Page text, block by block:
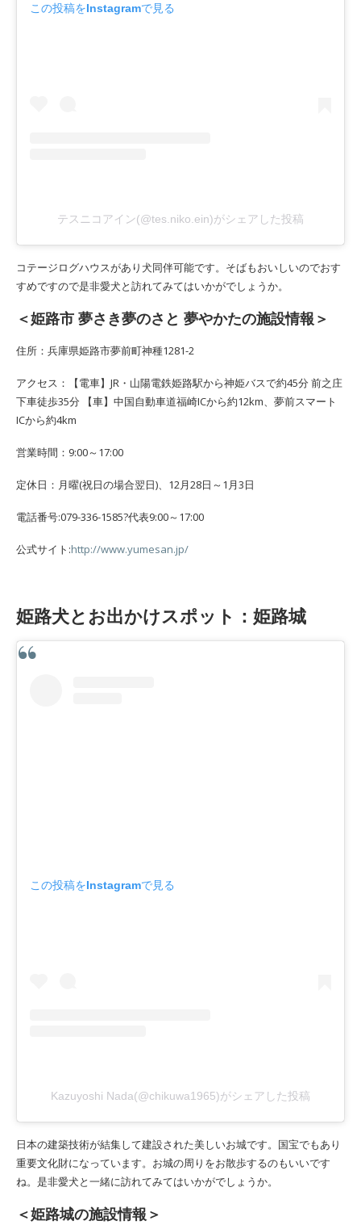
この投稿をInstagramで見る
テスニコアイン(@tes.niko.ein)がシェアした投稿
コテージログハウスがあり犬同伴可能です。そばもおいしいのでおす
すめですので是非愛犬と訪れてみてはいかがでしょうか。
＜姫路市 夢さき夢のさと 夢やかたの施設情報＞
住所：兵庫県姫路市夢前町神種1281-2
アクセス：【電車】JR・山陽電鉄姫路駅から神姫バスで約45分 前之庄
下車徒歩35分 【車】中国自動車道福崎ICから約12km、夢前スマート
ICから約4km
営業時間：9:00～17:00
定休日：月曜(祝日の場合翌日)、12月28日～1月3日
電話番号:079-336-1585?代表9:00～17:00
公式サイト:http://www.yumesan.jp/
姫路犬とお出かけスポット：姫路城
この投稿をInstagramで見る
Kazuyoshi Nada(@chikuwa1965)がシェアした投稿
日本の建築技術が結集して建設された美しいお城です。国宝でもあり
重要文化財になっています。お城の周りをお散歩するのもいいです
ね。是非愛犬と一緒に訪れてみてはいかがでしょうか。
＜姫路城の施設情報＞